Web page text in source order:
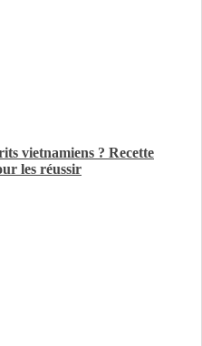
vietnamiens ? Recette
les réussir